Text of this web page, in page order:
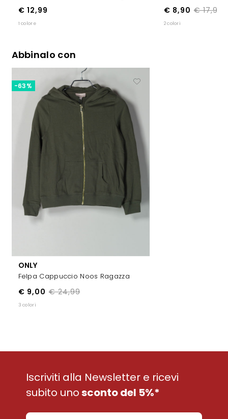
€ 12,99
1 colore
€ 17,99
€ 8,90
2 colori
Abbinalo con
ONLY
Felpa Cappuccio Noos Ragazza
€ 24,99
€ 9,00
-63%
3 colori
Iscriviti alla Newsletter e ricevi
subito unosconto del 5%*